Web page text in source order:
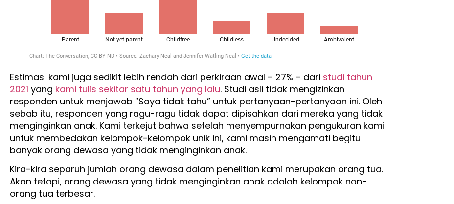
Estimasi kami juga sedikit lebih rendah dari perkiraan awal – 27% – dari studi tahun
2021 yang kami tulis sekitar satu tahun yang lalu. Studi asli tidak mengizinkan
responden untuk menjawab “Saya tidak tahu” untuk pertanyaan-pertanyaan ini. Oleh
sebab itu, responden yang ragu-ragu tidak dapat dipisahkan dari mereka yang tidak
menginginkan anak. Kami terkejut bahwa setelah menyempurnakan pengukuran kami
untuk membedakan kelompok-kelompok unik ini, kami masih mengamati begitu
banyak orang dewasa yang tidak menginginkan anak.
Kira-kira separuh jumlah orang dewasa dalam penelitian kami merupakan orang tua.
Akan tetapi, orang dewasa yang tidak menginginkan anak adalah kelompok non-
orang tua terbesar.